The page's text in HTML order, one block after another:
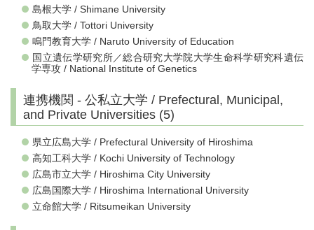
島根大学 / Shimane University
鳥取大学 / Tottori University
鳴門教育大学 / Naruto University of Education
国立遺伝学研究所／総合研究大学院大学生命科学研究科遺伝
学専攻 / National Institute of Genetics
連携機関 - 公私立大学 / Prefectural, Municipal,
and Private Universities (5)
県立広島大学 / Prefectural University of Hiroshima
高知工科大学 / Kochi University of Technology
広島市立大学 / Hiroshima City University
広島国際大学 / Hiroshima International University
立命館大学 / Ritsumeikan University